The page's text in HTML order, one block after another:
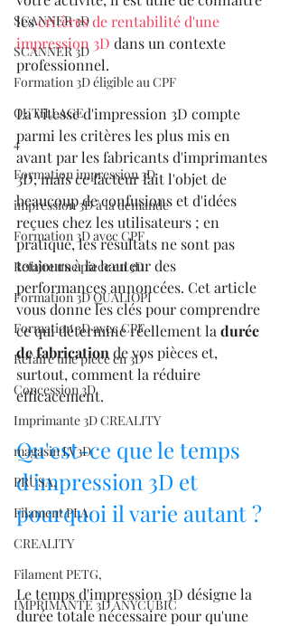
SCANNER 3D
SCANNER 3D
Formation 3D éligible au CPF
OUTILLAGE
4
Formation impression 3D
impression 3D à la demande
Formation 3D avec CPF
Refaire une piece en 3D
Formation 3D QUALIOPI
Formation 3D avec CPF
Refaire une pièce en 3D
Concession 3D
Imprimante 3D CREALITY
magasin LV3D
PRUSA,
Filament PLA
CREALITY
Filament PETG,
IMPRIMANTE 3D ANYCUBIC
les critères de rentabilité d'une
impression 3D dans un contexte
professionnel.
La vitesse d'impression 3D compte
parmi les critères les plus mis en
avant par les fabricants d'imprimantes
3D, mais ce facteur fait l'objet de
beaucoup de confusions et d'idées
reçues chez les utilisateurs ; en
pratique, les résultats ne sont pas
toujours à la hauteur des
performances annoncées. Cet article
vous donne les clés pour comprendre
ce qui détermine réellement la durée
de fabrication de vos pièces et,
surtout, comment la réduire
efficacement.
Qu'est-ce que le temps
d'impression 3D et
pourquoi il varie autant ?
Le temps d'impression 3D désigne la
durée totale nécessaire pour qu'une